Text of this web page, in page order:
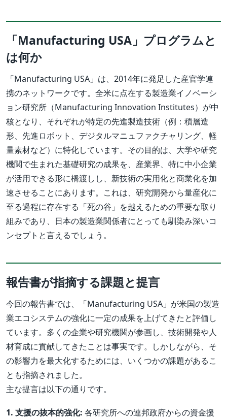
「Manufacturing USA」プログラムと
は何か
「Manufacturing USA」は、2014年に発足した産官学連
携のネットワークです。全米に点在する製造業イノベーシ
ョン研究所（Manufacturing Innovation Institutes）が中
核となり、それぞれが特定の先進製造技術（例：積層造
形、先進ロボット、デジタルマニュファクチャリング、軽
量素材など）に特化しています。その目的は、大学や研究
機関で生まれた基礎研究の成果を、産業界、特に中小企業
が活用できる形に橋渡しし、新技術の実用化と商業化を加
速させることにあります。これは、研究開発から量産化に
至る過程に存在する「死の谷」を越えるための重要な取り
組みであり、日本の製造業関係者にとっても馴染み深いコ
ンセプトと言えるでしょう。
報告書が指摘する課題と提言
今回の報告書では、「Manufacturing USA」が米国の製造
業エコシステムの強化に一定の成果を上げてきたと評価し
ています。多くの企業や研究機関が参画し、技術開発や人
材育成に貢献してきたことは事実です。しかしながら、そ
の影響力を最大化するためには、いくつかの課題があるこ
とも指摘されました。
主な提言は以下の通りです。
1. 支援の抜本的強化: 各研究所への連邦政府からの資金援